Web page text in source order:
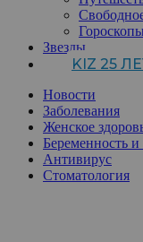
Гороскопы
Звезды
KIZ 25
Новости
Заболевания
Женское
Беременность
Антивирус
Стоматология